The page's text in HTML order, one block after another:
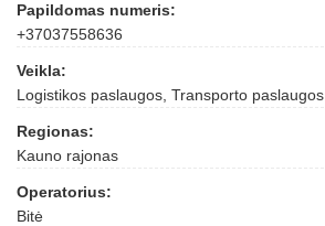
Papildomas numeris:
+37037558636
Veikla:
Logistikos paslaugos, Transporto paslaugos
Regionas:
Kauno rajonas
Operatorius:
Bitė